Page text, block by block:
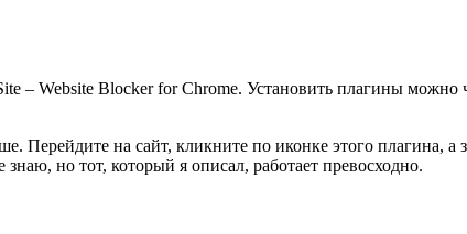
– Website Blocker for Chrome. Установить плагины можно
Перейдите на сайт, кликните по иконке этого плагина, а
но тот, который я описал, работает превосходно.